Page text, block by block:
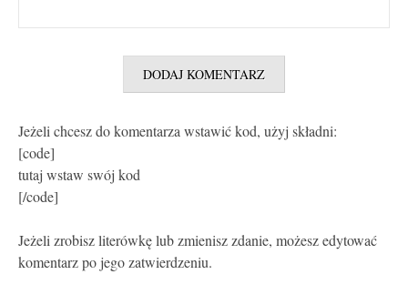
Jeżeli chcesz do komentarza wstawić kod, użyj składni:
[code]
tutaj wstaw swój kod
[/code]
Jeżeli zrobisz literówkę lub zmienisz zdanie, możesz edytować
komentarz po jego zatwierdzeniu.